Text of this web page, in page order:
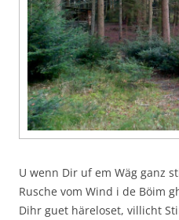
U wenn Dir uf em Wäg ganz
Rusche vom Wind i de Böim
Dihr guet häreloset, villicht